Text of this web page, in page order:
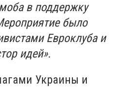
в поддержку
было
Евроклуба и
идей».
Украины и